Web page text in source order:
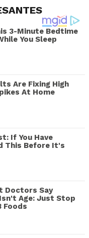
3-Minute Bedtime
You Sleep
Are Fixing High
At Home
If You Have
This Before It's
Doctors Say
Age: Just Stop
Foods